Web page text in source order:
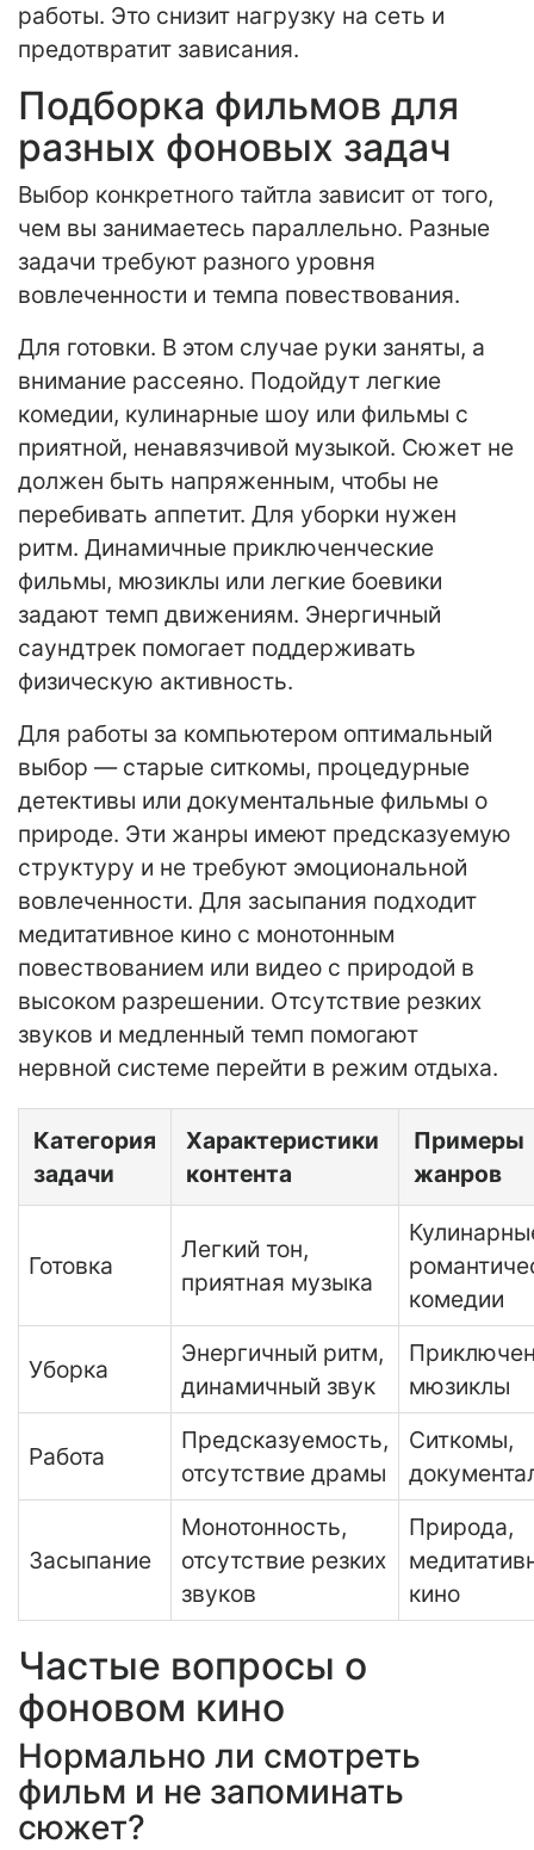
работы. Это снизит нагрузку на сеть и
предотвратит зависания.
Подборка фильмов для
разных фоновых задач
Выбор конкретного тайтла зависит от того,
чем вы занимаетесь параллельно. Разные
задачи требуют разного уровня
вовлеченности и темпа повествования.
Для готовки. В этом случае руки заняты, а
внимание рассеяно. Подойдут легкие
комедии, кулинарные шоу или фильмы с
приятной, ненавязчивой музыкой. Сюжет не
должен быть напряженным, чтобы не
перебивать аппетит. Для уборки нужен
ритм. Динамичные приключенческие
фильмы, мюзиклы или легкие боевики
задают темп движениям. Энергичный
саундтрек помогает поддерживать
физическую активность.
Для работы за компьютером оптимальный
выбор — старые ситкомы, процедурные
детективы или документальные фильмы о
природе. Эти жанры имеют предсказуемую
структуру и не требуют эмоциональной
вовлеченности. Для засыпания подходит
медитативное кино с монотонным
повествованием или видео с природой в
высоком разрешении. Отсутствие резких
звуков и медленный темп помогают
нервной системе перейти в режим отдыха.
Категория
задачи
Характеристики
контента
Примеры
жанров
Готовка
Легкий тон,
приятная музыка
комедии
Уборка
Энергичный ритм,
динамичный звук
мюзиклы
Работа
Предсказуемость,
отсутствие драмы
Ситкомы,
Засыпание
Монотонность,
отсутствие резких
звуков
Природа,
кино
Частые вопросы о
фоновом кино
Нормально ли смотреть
фильм и не запоминать
сюжет?